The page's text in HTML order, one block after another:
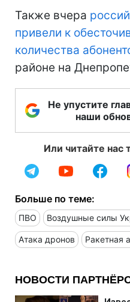
Также вчера
привели к
количества
районе на
Не упустите
наши
Или читайте нас
Больше по теме:
ПВО Воздушные силы
Атака дронов Ракетная